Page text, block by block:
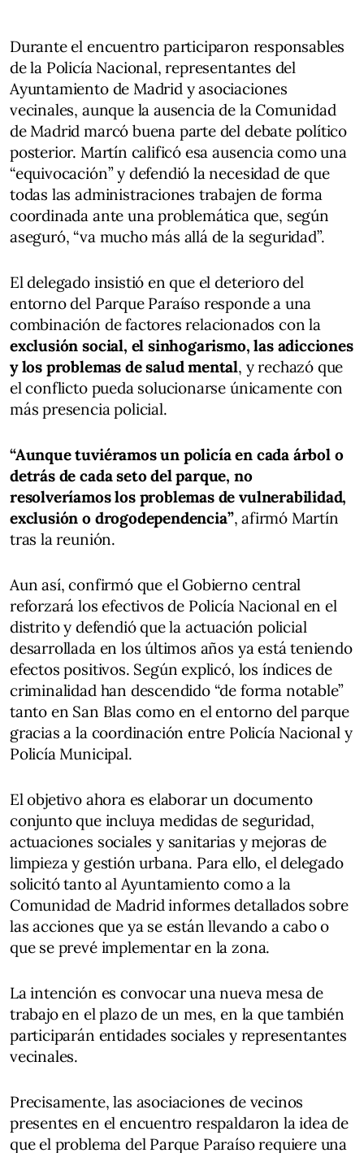
Durante el encuentro participaron responsables
de la Policía Nacional, representantes del
Ayuntamiento de Madrid y asociaciones
vecinales, aunque la ausencia de la Comunidad
de Madrid marcó buena parte del debate político
posterior. Martín calificó esa ausencia como una
“equivocación” y defendió la necesidad de que
todas las administraciones trabajen de forma
coordinada ante una problemática que, según
aseguró, “va mucho más allá de la seguridad”.
El delegado insistió en que el deterioro del
entorno del Parque Paraíso responde a una
combinación de factores relacionados con la
exclusión social, el sinhogarismo, las adicciones
y los problemas de salud mental, y rechazó que
el conflicto pueda solucionarse únicamente con
más presencia policial.
“Aunque tuviéramos un policía en cada árbol o
detrás de cada seto del parque, no
resolveríamos los problemas de vulnerabilidad,
exclusión o drogodependencia”, afirmó Martín
tras la reunión.
Aun así, confirmó que el Gobierno central
reforzará los efectivos de Policía Nacional en el
distrito y defendió que la actuación policial
desarrollada en los últimos años ya está teniendo
efectos positivos. Según explicó, los índices de
criminalidad han descendido “de forma notable”
tanto en San Blas como en el entorno del parque
gracias a la coordinación entre Policía Nacional y
Policía Municipal.
El objetivo ahora es elaborar un documento
conjunto que incluya medidas de seguridad,
actuaciones sociales y sanitarias y mejoras de
limpieza y gestión urbana. Para ello, el delegado
solicitó tanto al Ayuntamiento como a la
Comunidad de Madrid informes detallados sobre
las acciones que ya se están llevando a cabo o
que se prevé implementar en la zona.
La intención es convocar una nueva mesa de
trabajo en el plazo de un mes, en la que también
participarán entidades sociales y representantes
vecinales.
Precisamente, las asociaciones de vecinos
presentes en el encuentro respaldaron la idea de
que el problema del Parque Paraíso requiere una